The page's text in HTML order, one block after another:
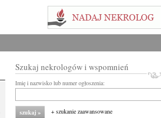
Szukaj nekrologów i wspomnień
Imię i nazwisko lub numer ogłoszenia:
+ szukanie zaawansowane